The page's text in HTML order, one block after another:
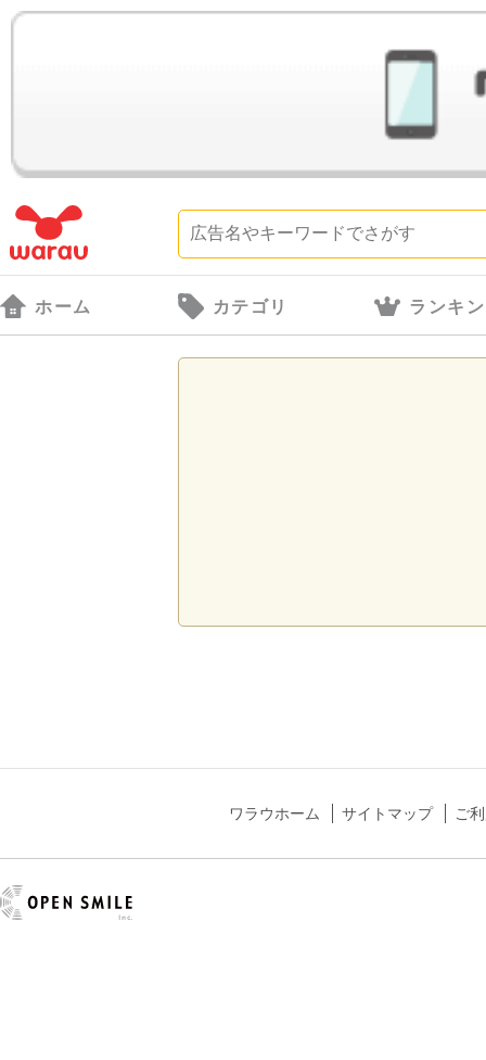
ホーム カテゴリ ランキ
ワラウホーム サイトマップ ご